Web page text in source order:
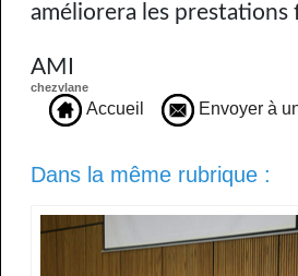
améliorera les
AMI
chezvlane
Accueil Envoyer à
Dans la même rubrique :